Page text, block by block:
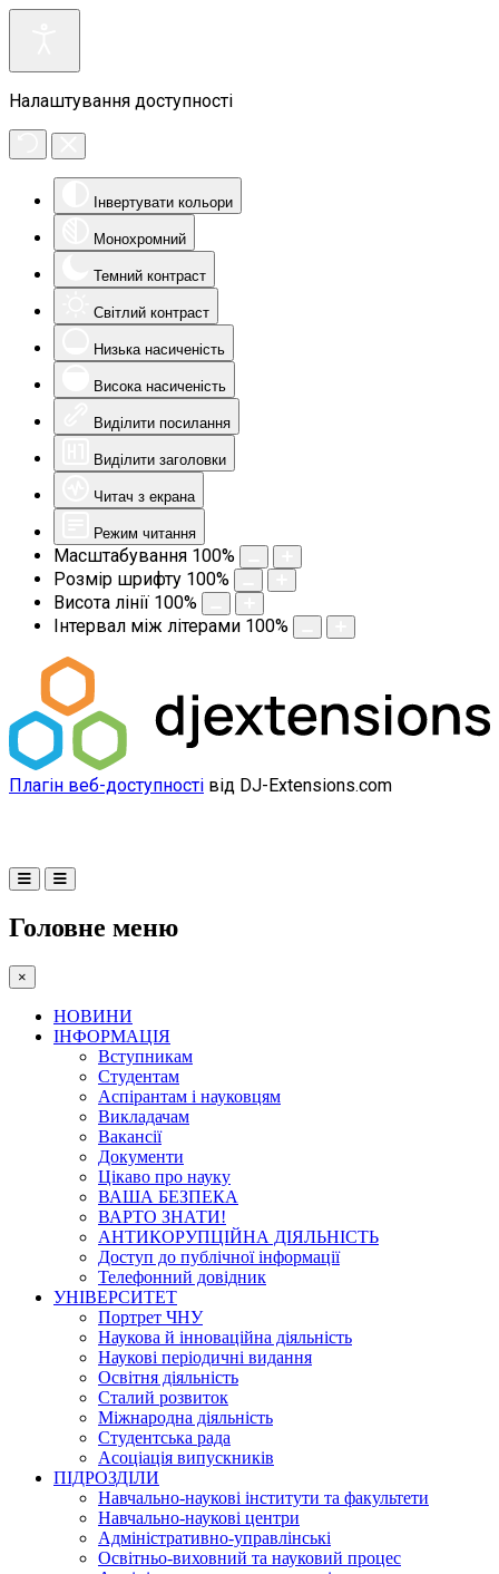
Налаштування доступності
Інвертувати кольори
Монохромний
Темний контраст
Світлий контраст
Низька насиченість
Висока насиченість
Виділити посилання
Виділити заголовки
Читач з екрана
Режим читання
Масштабування 100%
Розмір шрифту 100%
Висота лінії 100%
Інтервал між літерами 100%
Плагін веб-доступності від DJ-Extensions.com
Головне меню
×
НОВИНИ
ІНФОРМАЦІЯ
Вступникам
Студентам
Аспірантам і науковцям
Викладачам
Вакансії
Документи
Цікаво про науку
ВАША БЕЗПЕКА
ВАРТО ЗНАТИ!
АНТИКОРУПЦІЙНА ДІЯЛЬНІСТЬ
Доступ до публічної інформації
Телефонний довідник
УНІВЕРСИТЕТ
Портрет ЧНУ
Наукова й інноваційна діяльність
Наукові періодичні видання
Освітня діяльність
Сталий розвиток
Міжнародна діяльність
Студентська рада
Асоціація випускників
ПІДРОЗДІЛИ
Навчально-наукові інститути та факультети
Навчально-наукові центри
Адміністративно-управлінські
Освітньо-виховний та науковий процес